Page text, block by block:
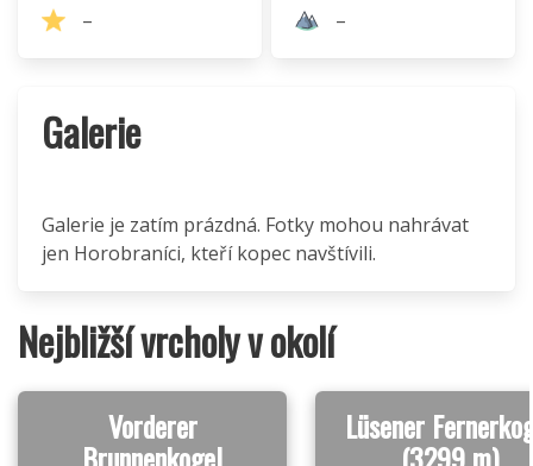
– –
Galerie
Galerie je zatím prázdná. Fotky mohou nahrávat
jen Horobraníci, kteří kopec navštívili.
Nejbližší vrcholy v okolí
Vorderer Lüsener